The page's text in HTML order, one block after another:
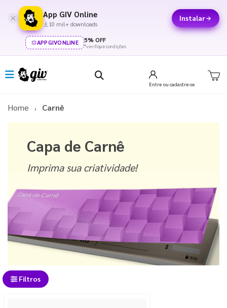
App GIV Online
10 mil+ downloads
Instalar
APPGIVONLINE 5% OFF
*verifique condições
Entre ou cadastre-se
Home Carnê
Capa de Carnê
Imprima sua criatividade!
Filtros